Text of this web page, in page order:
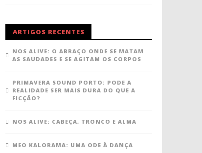
ARTIGOS RECENTES
NOS ALIVE: O ABRAÇO ONDE SE MATAM
AS SAUDADES E SE AGITAM OS CORPOS
PRIMAVERA SOUND PORTO: PODE A
REALIDADE SER MAIS DURA DO QUE A
FICÇÃO?
NOS ALIVE: CABEÇA, TRONCO E ALMA
MEO KALORAMA: UMA ODE À DANÇA